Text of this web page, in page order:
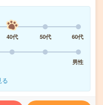
40代 50代
60代
男性
る